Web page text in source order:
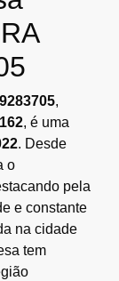
,
, é uma
. Desde
o
pela
e constante
na cidade
tem